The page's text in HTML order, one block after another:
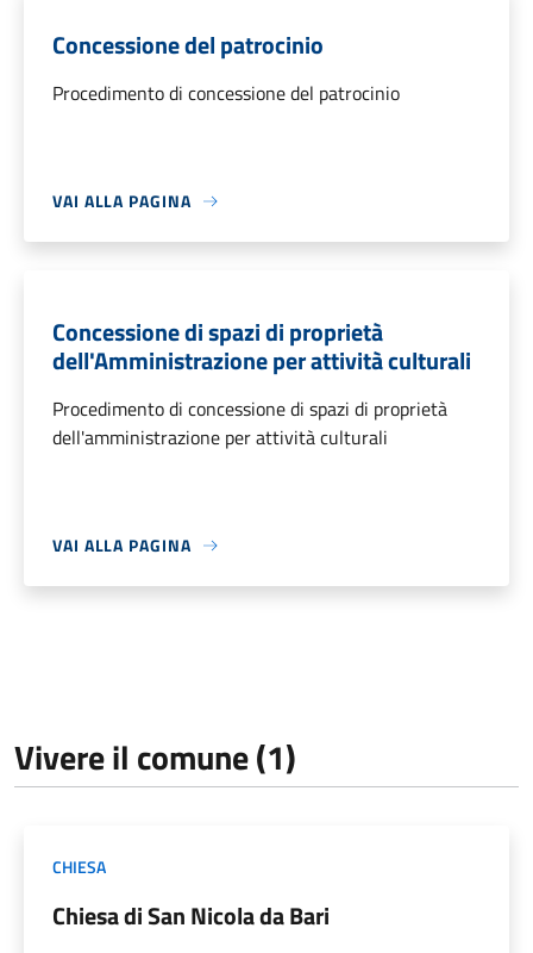
Concessione del patrocinio
Procedimento di concessione del patrocinio
VAI ALLA PAGINA
Concessione di spazi di proprietà
dell'Amministrazione per attività culturali
Procedimento di concessione di spazi di proprietà
dell'amministrazione per attività culturali
VAI ALLA PAGINA
Vivere il comune (1)
CHIESA
Chiesa di San Nicola da Bari